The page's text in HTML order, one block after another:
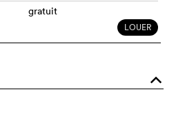
gratuit
LOUER
o